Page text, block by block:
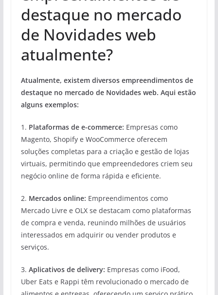
destaque no mercado
de Novidades web
atualmente?
Atualmente, existem diversos empreendimentos de
destaque no mercado de Novidades web. Aqui estão
alguns exemplos:
1. Plataformas de e-commerce: Empresas como
Magento, Shopify e WooCommerce oferecem
soluções completas para a criação e gestão de lojas
virtuais, permitindo que empreendedores criem seu
negócio online de forma rápida e eficiente.
2. Mercados online: Empreendimentos como
Mercado Livre e OLX se destacam como plataformas
de compra e venda, reunindo milhões de usuários
interessados em adquirir ou vender produtos e
serviços.
3. Aplicativos de delivery: Empresas como iFood,
Uber Eats e Rappi têm revolucionado o mercado de